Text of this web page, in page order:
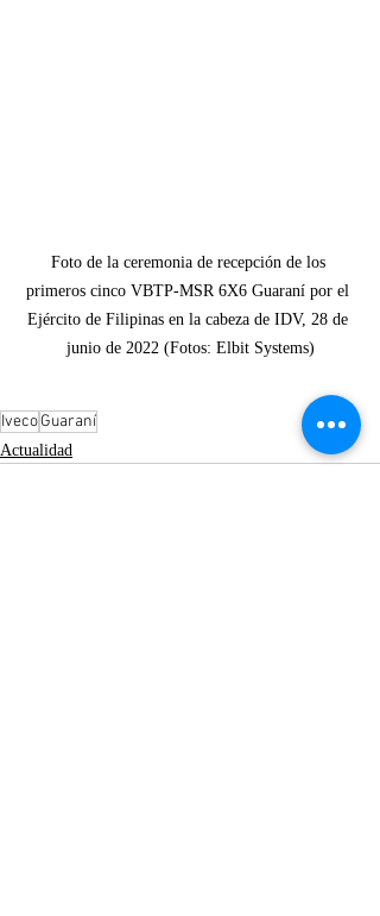
Foto de la ceremonia de recepción de los
primeros cinco VBTP-MSR 6X6 Guaraní por el
Ejército de Filipinas en la cabeza de IDV, 28 de
junio de 2022 (Fotos: Elbit Systems)
IvecoGuaraní
Actualidad